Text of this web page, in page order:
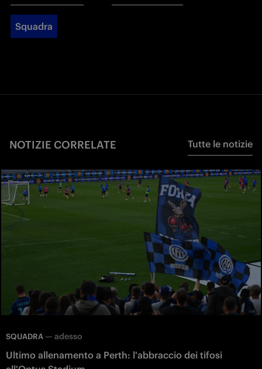
Squadra
NOTIZIE CORRELATE Tutte le notizie
SQUADRA — adesso
Ultimo allenamento a Perth: l'abbraccio dei tifosi